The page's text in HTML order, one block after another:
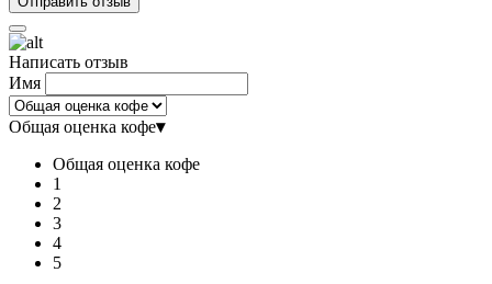
Написать отзыв
Имя
Общая оценка кофе▾
Общая оценка кофе
1
2
3
4
5